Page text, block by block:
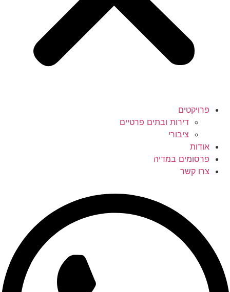
פרויקטים
דירות ובתים פרטיים
ציבורי
אודות
פרסומים במדיה
צרו קשר